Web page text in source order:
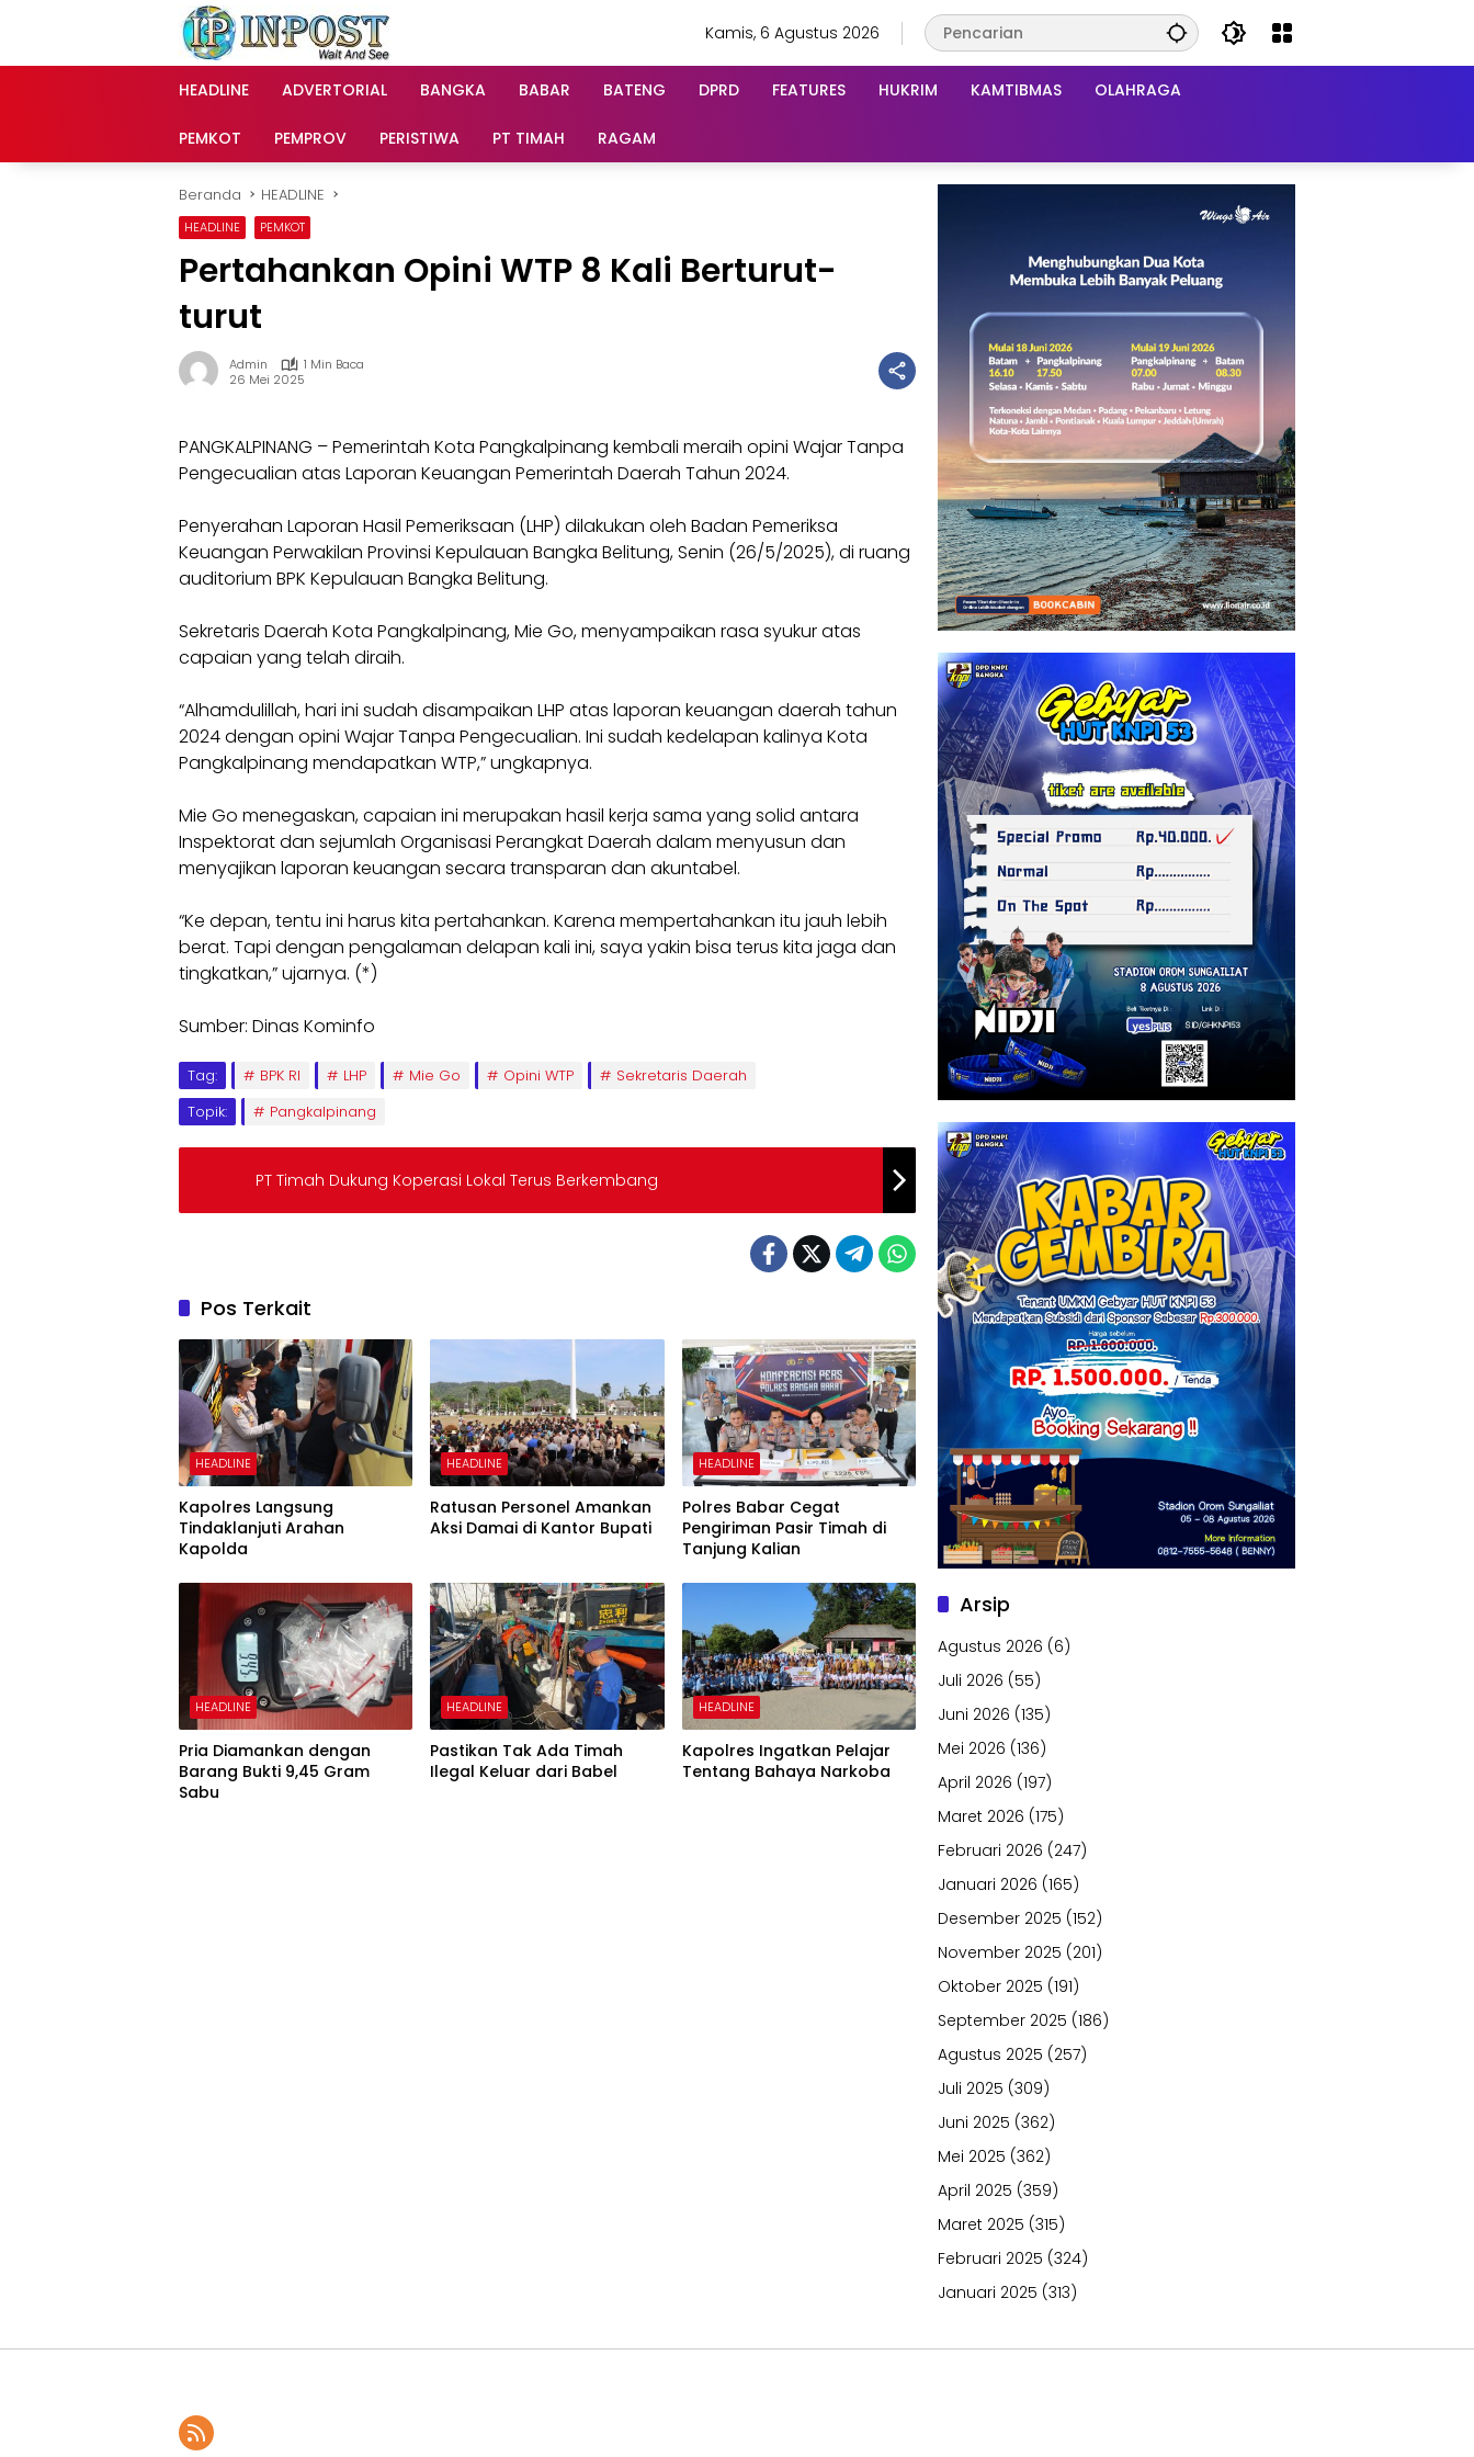
Kamis, 6 Agustus 2026
HEADLINE ADVERTORIAL BANGKA BABAR BATENG DPRD FEATURES HUKRIM KAMTIBMAS OLAHRAGA
PEMKOT PEMPROV PERISTIWA PT TIMAH RAGAM
Beranda HEADLINE
HEADLINE PEMKOT
Pertahankan Opini WTP 8 Kali Berturut-
turut
Admin
1 Min Baca
26 Mei 2025
PANGKALPINANG – Pemerintah Kota Pangkalpinang kembali meraih opini Wajar Tanpa
Pengecualian atas Laporan Keuangan Pemerintah Daerah Tahun 2024.
Penyerahan Laporan Hasil Pemeriksaan (LHP) dilakukan oleh Badan Pemeriksa
Keuangan Perwakilan Provinsi Kepulauan Bangka Belitung, Senin (26/5/2025), di ruang
auditorium BPK Kepulauan Bangka Belitung.
Sekretaris Daerah Kota Pangkalpinang, Mie Go, menyampaikan rasa syukur atas
capaian yang telah diraih.
“Alhamdulillah, hari ini sudah disampaikan LHP atas laporan keuangan daerah tahun
2024 dengan opini Wajar Tanpa Pengecualian. Ini sudah kedelapan kalinya Kota
Pangkalpinang mendapatkan WTP,” ungkapnya.
Mie Go menegaskan, capaian ini merupakan hasil kerja sama yang solid antara
Inspektorat dan sejumlah Organisasi Perangkat Daerah dalam menyusun dan
menyajikan laporan keuangan secara transparan dan akuntabel.
“Ke depan, tentu ini harus kita pertahankan. Karena mempertahankan itu jauh lebih
berat. Tapi dengan pengalaman delapan kali ini, saya yakin bisa terus kita jaga dan
tingkatkan,” ujarnya. (*)
Sumber: Dinas Kominfo
Tag: BPK RI LHP Mie Go Opini WTP
Sekretaris Daerah
Topik:
Pangkalpinang
PT Timah Dukung Koperasi Lokal Terus Berkembang
Pos Terkait
HEADLINE
Kapolres Langsung
Tindaklanjuti Arahan
Kapolda
HEADLINE
Ratusan Personel Amankan
Aksi Damai di Kantor Bupati
HEADLINE
Polres Babar Cegat
Pengiriman Pasir Timah di
Tanjung Kalian
HEADLINE
Pria Diamankan dengan
Barang Bukti 9,45 Gram
Sabu
HEADLINE
Pastikan Tak Ada Timah
Ilegal Keluar dari Babel
HEADLINE
Kapolres Ingatkan Pelajar
Tentang Bahaya Narkoba
Arsip
Agustus 2026 (6)
Juli 2026 (55)
Juni 2026 (135)
Mei 2026 (136)
April 2026 (197)
Maret 2026 (175)
Februari 2026 (247)
Januari 2026 (165)
Desember 2025 (152)
November 2025 (201)
Oktober 2025 (191)
September 2025 (186)
Agustus 2025 (257)
Juli 2025 (309)
Juni 2025 (362)
Mei 2025 (362)
April 2025 (359)
Maret 2025 (315)
Februari 2025 (324)
Januari 2025 (313)